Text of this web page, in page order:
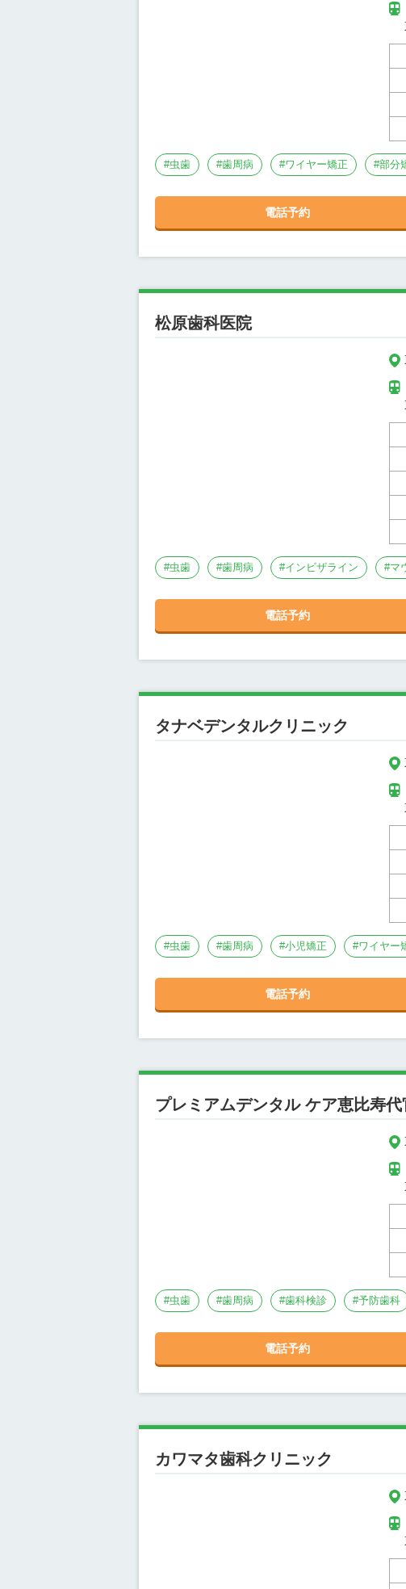
#虫歯 #歯周病 #ワイヤー矯正 #部分
電話予約
松原歯科医院
#虫歯 #歯周病 #インビザライン #マ
電話予約
タナベデンタルクリニック
#虫歯 #歯周病 #小児矯正 #ワイヤー
電話予約
プレミアムデンタル ケア恵比寿代
#虫歯 #歯周病 #歯科検診 #予防歯科
電話予約
カワマタ歯科クリニック